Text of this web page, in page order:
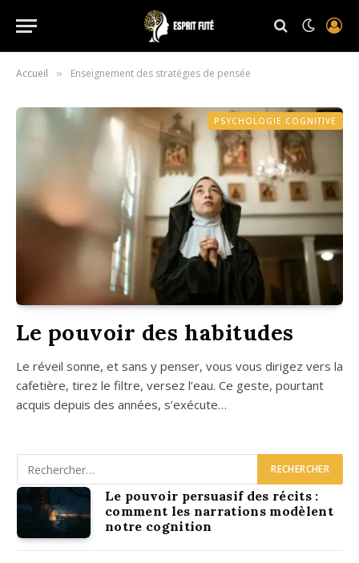
Accueil » Enseignement des stratégies de pensée
PSYCHOLOGIE COGNITIVE
Le pouvoir des habitudes
Le réveil sonne, et sans y pen­ser, vous vous diri­gez vers la
cafe­tière, tirez le filtre, ver­sez l’eau. Ce geste, pour­tant
acquis depuis des années, s’exécute…
Le pouvoir persuasif des récits :
comment les narrations modèlent
notre cognition